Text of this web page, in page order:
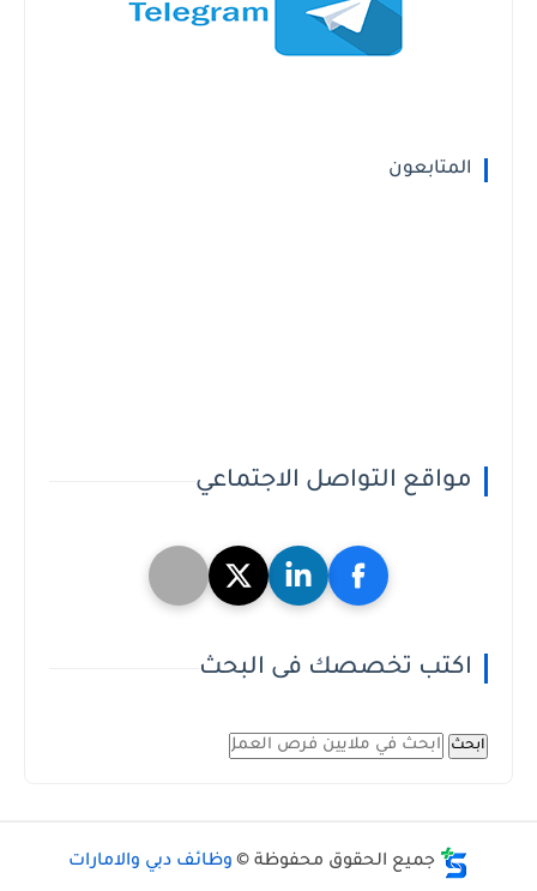
المتابعون
مواقع التواصل الاجتماعي
اكتب تخصصك فى البحث
ابحث
جميع الحقوق محفوظة © وظائف دبي والامارات